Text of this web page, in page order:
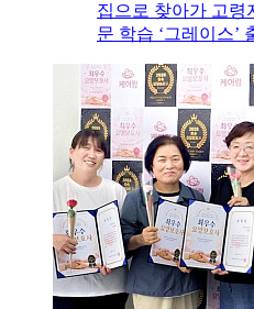
집으로 찾아가 고
문 학습 ‘그레이스’